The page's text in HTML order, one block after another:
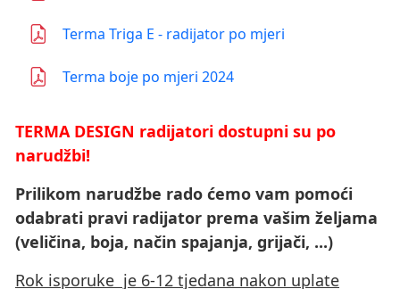
Terma Triga E - radijator po mjeri
Terma boje po mjeri 2024
TERMA DESIGN radijatori dostupni su po
narudžbi!
Prilikom narudžbe rado ćemo vam pomoći
odabrati pravi radijator prema vašim željama
(veličina, boja, način spajanja, grijači, ...)
Rok isporuke je 6-12 tjedana nakon uplate